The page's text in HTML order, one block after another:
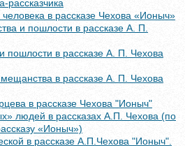
рассказчика
в рассказе Чехова «Ионыч»
и пошлости в рассказе А. П.
пошлости в рассказе А. П. Чехова
в рассказе А. П. Чехова
в рассказе Чехова "Ионыч"
людей в рассказах А.П. Чехова (по
«Ионыч»)
в рассказе А.П.Чехова "Ионыч".